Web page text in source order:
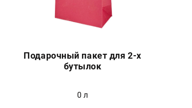
Подарочный пакет для 2-х
бутылок
0 л